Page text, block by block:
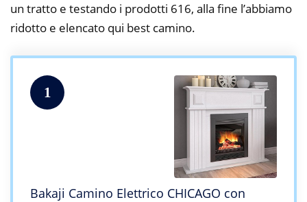
un tratto e testando i prodotti 616, alla fine l’abbiamo
ridotto e elencato qui best camino.
1
Bakaji Camino Elettrico CHICAGO con